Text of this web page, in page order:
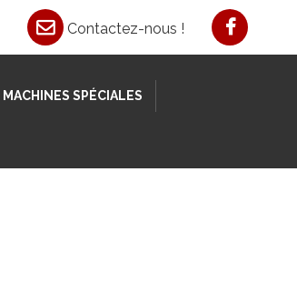
Contactez-nous !
MACHINES SPÉCIALES